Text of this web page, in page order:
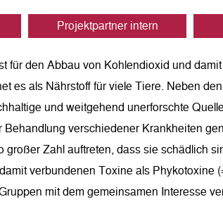
Projektpartner intern
für den Abbau von Kohlendioxid und
es als Nährstoff für viele Tiere. Neben
und weitgehend unerforschte
verschiedener Krankheiten
Zahl auftreten, dass sie schädlich
verbundenen Toxine als Phykotoxine
mit dem gemeinsamen Interesse